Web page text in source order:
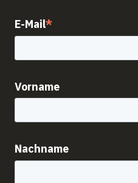
E-Mail*
Vorname
Nachname